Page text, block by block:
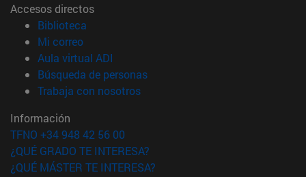
Accesos directos
Biblioteca
Mi correo(abre en nueva ventana)
Aula virtual ADI
Búsqueda de personas(abre en nueva ventana)
Trabaja con nosotros(abre en nueva ventana)
Información
TFNO +34 948 42 56 00
¿QUÉ GRADO TE INTERESA?
¿QUÉ MÁSTER TE INTERESA?